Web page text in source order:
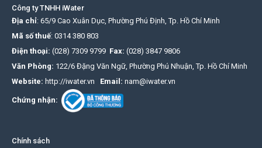
Công ty TNHH iWater
Địa chỉ: 65/9 Cao Xuân Dục, Phường Phú Định, Tp. Hồ Chí Minh
Mã số thuế: 0314 380 803
Điện thoại: (028) 7309 9799 Fax: (028) 3847 9806
Văn Phòng: 122/6 Đặng Văn Ngữ, Phường Phú Nhuận, Tp. Hồ Chí Minh
Website: http://iwater.vn Email: nam@iwater.vn
Chứng nhận:
Chính sách